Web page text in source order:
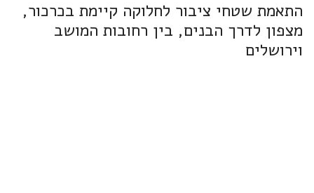
התאמת שטחי ציבור לחלוקה קיימת בכרכור,
מצפון לדרך הבנים, בין רחובות המושב
וירושלים